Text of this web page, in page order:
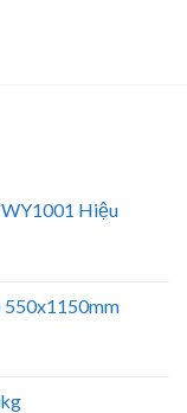
Hiệu
550x1150mm